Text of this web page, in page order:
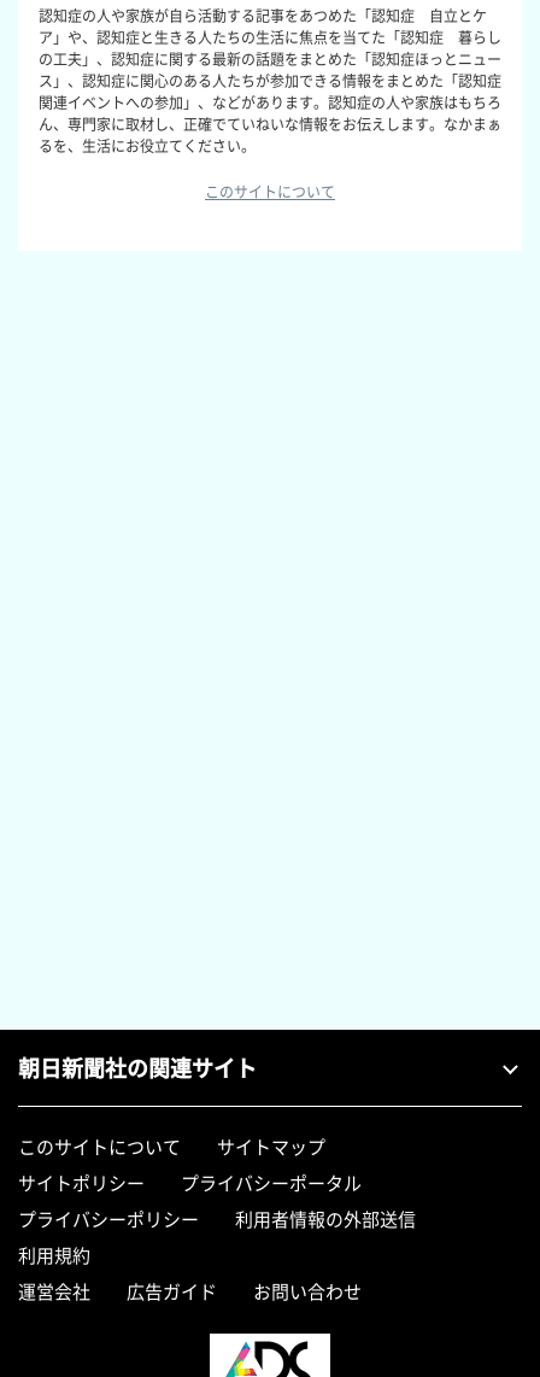
認知症の人や家族が自ら活動する記事をあつめた「認知症 自立とケ
ア」や、認知症と生きる人たちの生活に焦点を当てた「認知症 暮らし
の工夫」、認知症に関する最新の話題をまとめた「認知症ほっとニュー
ス」、認知症に関心のある人たちが参加できる情報をまとめた「認知症
関連イベントへの参加」、などがあります。認知症の人や家族はもちろ
ん、専門家に取材し、正確でていねいな情報をお伝えします。なかまぁ
るを、生活にお役立てください。
このサイトについて
朝日新聞社の関連サイト
このサイトについて
サイトマップ
サイトポリシー
プライバシーポータル
プライバシーポリシー
利用者情報の外部送信
利用規約
運営会社
広告ガイド お問い合わせ